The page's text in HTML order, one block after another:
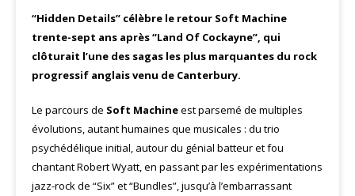
“Hidden Details” célèbre le retour Soft Machine
trente-sept ans après “Land Of Cockayne”, qui
clôturait l’une des sagas les plus marquantes du rock
progressif anglais venu de Canterbury.
Le parcours de Soft Machineest parsemé de multiples
évolutions, autant humaines que musicales : du trio
psychédélique initial, autour du génial batteur et fou
chantant Robert Wyatt, en passant par les expérimentations
jazz-rock de “Six” et “Bundles”, jusqu’à l’embarrassant